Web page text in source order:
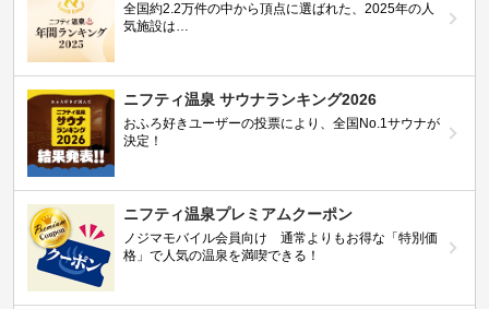
全国約2.2万件の中から頂点に選ばれた、2025年の人
気施設は…
ニフティ温泉 サウナランキング2026
おふろ好きユーザーの投票により、全国No.1サウナが
決定！
ニフティ温泉プレミアムクーポン
ノジマモバイル会員向け 通常よりもお得な「特別価
格」で人気の温泉を満喫できる！